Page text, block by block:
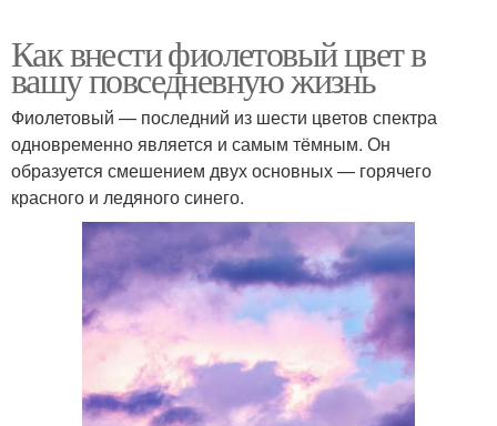
Как внести фиолетовый цвет в
вашу повседневную жизнь
Фиолетовый — последний из шести цветов спектра
одновременно является и самым тёмным. Он
образуется смешением двух основных — горячего
красного и ледяного синего.